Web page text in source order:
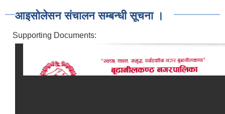
आइसोलेसन संचालन सम्बन्धी सूचना ।
Supporting Documents: